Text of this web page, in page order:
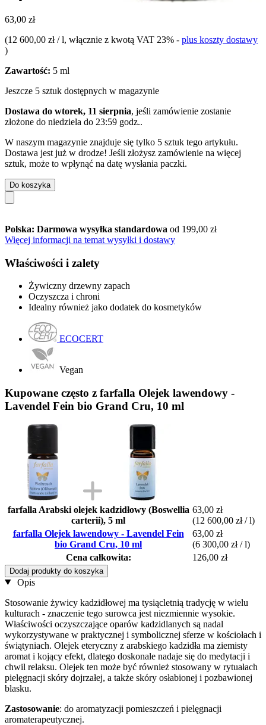
63,00 zł
(12 600,00 zł / l, włącznie z kwotą VAT 23% - plus koszty dostawy
)
Zawartość: 5 ml
Jeszcze 5 sztuk dostępnych w magazynie
Dostawa do wtorek, 11 sierpnia, jeśli zamówienie zostanie
złożone do niedziela do 23:59 godz..
W naszym magazynie znajduje się tylko 5 sztuk tego artykułu.
Dostawa jest już w drodze! Jeśli złożysz zamówienie na więcej
sztuk, może to wpłynąć na datę wysłania paczki.
Do koszyka
Polska: Darmowa wysyłka standardowa od 199,00 zł
Więcej informacji na temat wysyłki i dostawy
Właściwości i zalety
Żywiczny drzewny zapach
Oczyszcza i chroni
Idealny również jako dodatek do kosmetyków
ECOCERT
Vegan
Kupowane często z farfalla Olejek lawendowy -
Lavendel Fein bio Grand Cru, 10 ml
farfalla Arabski olejek kadzidłowy (Boswellia
carterii), 5 ml
63,00 zł
(12 600,00 zł / l)
farfalla Olejek lawendowy - Lavendel Fein
bio Grand Cru, 10 ml
63,00 zł
(6 300,00 zł / l)
Cena całkowita:
126,00 zł
Dodaj produkty do koszyka
Opis
Stosowanie żywicy kadzidłowej ma tysiącletnią tradycję w wielu
kulturach - znaczenie tego surowca jest niezmiennie wysokie.
Właściwości oczyszczające oparów kadzidlanych są nadal
wykorzystywane w praktycznej i symbolicznej sferze w kościołach i
świątyniach. Olejek eteryczny z arabskiego kadzidła ma ziemisty
aromat i kojący efekt, dlatego doskonale nadaje się do medytacji i
chwil relaksu. Olejek ten może być również stosowany w rytuałach
pielęgnacji skóry dojrzałej, a także skóry osłabionej i pozbawionej
blasku.
Zastosowanie: do aromatyzacji pomieszczeń i pielęgnacji
aromaterapeutycznej.